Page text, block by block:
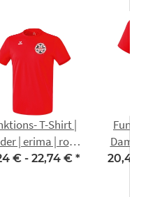
T-Shirt |
| erima | rot -
1860 Erfurt
€ - 22,74 € *